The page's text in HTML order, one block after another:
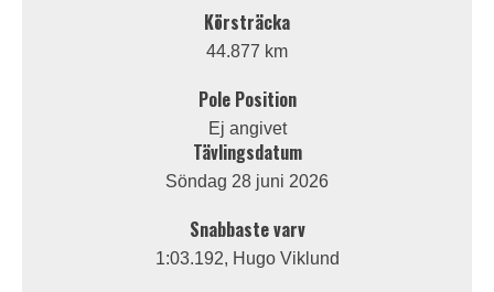
Körsträcka
44.877 km
Pole Position
Ej angivet
Tävlingsdatum
Söndag 28 juni 2026
Snabbaste varv
1:03.192, Hugo Viklund